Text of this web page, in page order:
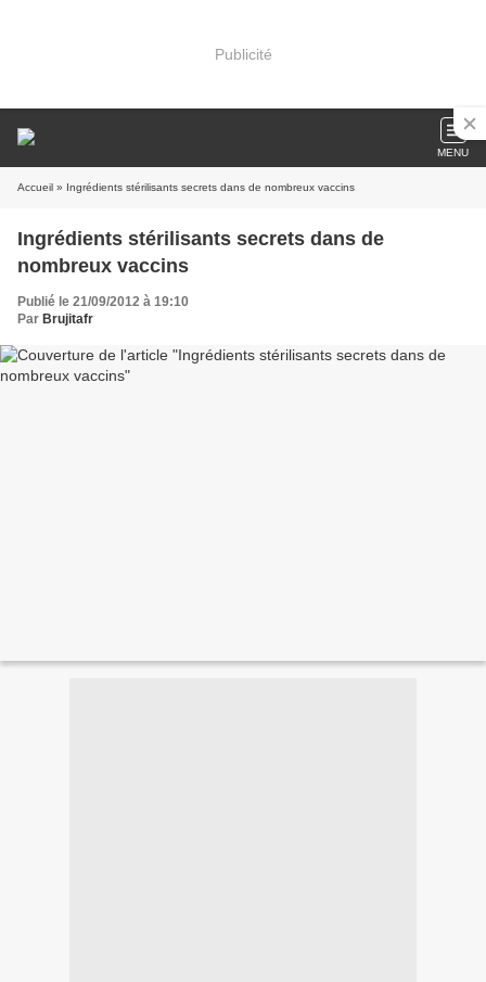
Publicité
MENU
Accueil » Ingrédients stérilisants secrets dans de nombreux vaccins
Ingrédients stérilisants secrets dans de
nombreux vaccins
Publié le 21/09/2012 à 19:10
Par Brujitafr